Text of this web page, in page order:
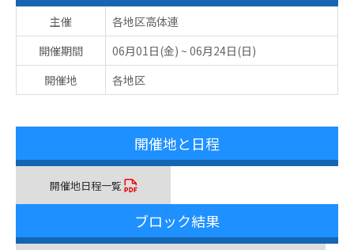
主催
各地区高体連
開催期間
06月01日(金) ~ 06月24日(日)
開催地
各地区
開催地と日程
開催地日程一覧
ブロック結果